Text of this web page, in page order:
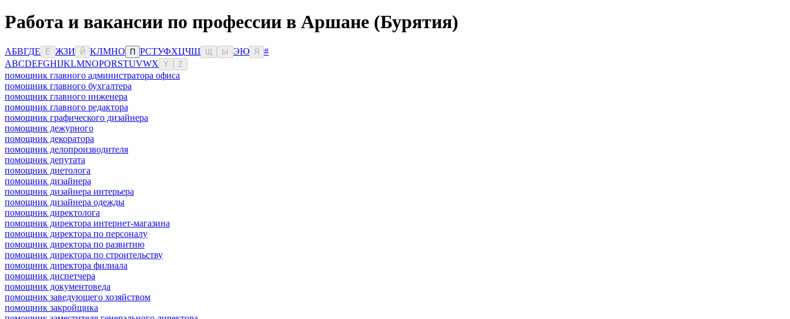
Работа и вакансии по профессии в Аршане (Бурятия)
АБВГДЕ Ё ЖЗИ Й КЛМНО П РСТУФХЦЧШ Ы ЭЮ Я
#
ABCDEFGHIJKLMNOPQRSTUVWX Y Z
помощник главного администратора офиса
помощник главного бухгалтера
помощник главного инженера
помощник главного редактора
помощник графического дизайнера
помощник дежурного
помощник декоратора
помощник делопроизводителя
помощник депутата
помощник диетолога
помощник дизайнера
помощник дизайнера интерьера
помощник дизайнера одежды
помощник директолога
помощник директора интернет-магазина
помощник директора по персоналу
помощник директора по развитию
помощник директора по строительству
помощник директора филиала
помощник диспетчера
помощник документоведа
помощник заведующего хозяйством
помощник закройщика